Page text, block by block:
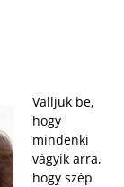
Valljuk be,
hogy
mindenki
vágyik arra,
hogy szép